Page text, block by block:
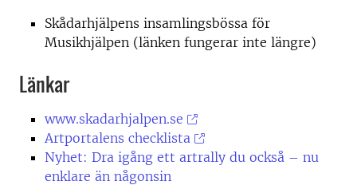
Skådarhjälpens insamlingsbössa för
Musikhjälpen (länken fungerar inte längre)
Länkar
www.skadarhjalpen.se
Artportalens checklista
Nyhet: Dra igång ett artrally du också – nu
enklare än någonsin